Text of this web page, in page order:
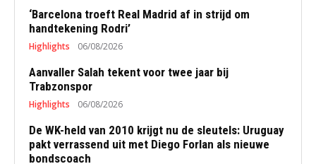
‘Barcelona troeft Real Madrid af in strijd om
handtekening Rodri’
Highlights 06/08/2026
Aanvaller Salah tekent voor twee jaar bij
Trabzonspor
Highlights 06/08/2026
De WK-held van 2010 krijgt nu de sleutels: Uruguay
pakt verrassend uit met Diego Forlan als nieuwe
bondscoach